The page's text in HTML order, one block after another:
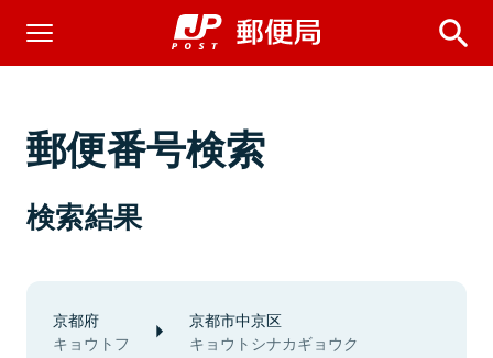
郵便番号検索
検索結果
京都府
キョウトフ
京都市中京区
キョウトシナカギョウク